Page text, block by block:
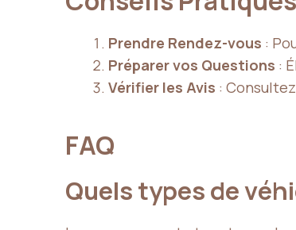
Prendre Rendez-vous :
Préparer vos Questions :
Vérifier les Avis :
FAQ
Quels types de